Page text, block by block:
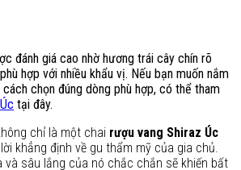
đánh giá cao nhờ hương trái cây chín rõ
hợp với nhiều khẩu vị. Nếu bạn muốn nắm
chọn đúng dòng phù hợp, có thể tham
tại đây.
chỉ là một chai rượu vang Shiraz Úc
khẳng định về gu thẩm mỹ của gia chủ.
và sâu lắng của nó chắc chắn sẽ khiến bất